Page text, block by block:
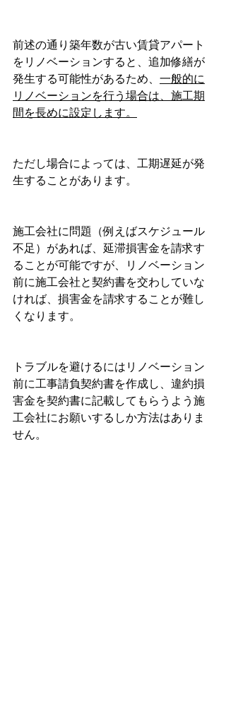
前述の通り築年数が古い賃貸アパート
をリノベーションすると、追加修繕が
発生する可能性があるため、 一般的に
リノベーションを行う場合は、施工期
間を長めに設定します。
ただし場合によっては、工期遅延が発
生することがあります。
施工会社に問題（例えばスケジュール
不足）があれば、延滞損害金を請求す
ることが可能ですが、リノベーション
前に施工会社と契約書を交わしていな
ければ、損害金を請求することが難し
くなります。
トラブルを避けるにはリノベーション
前に工事請負契約書を作成し、違約損
害金を契約書に記載してもらうよう施
工会社にお願いするしか方法はありま
せん。